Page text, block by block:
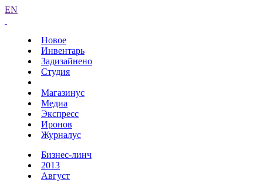
EN
Новое
Инвентарь
Задизайнено
Студия
Магазинус
Медиа
Экспресс
Иронов
Журналус
Бизнес-линч
2013
Август